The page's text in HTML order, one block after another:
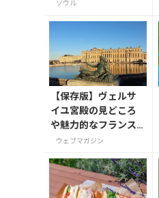
ソウル
【保存版】ヴェルサ
イユ宮殿の見どころ
や魅力的なフランス
の宮殿/庭園にせまる
ウェブマガジン